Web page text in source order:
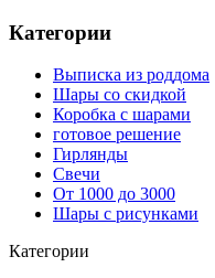
Категории
Выписка из роддома
Шары со скидкой
Коробка с шарами
готовое решение
Гирлянды
Свечи
От 1000 до 3000
Шары с рисунками
Категории